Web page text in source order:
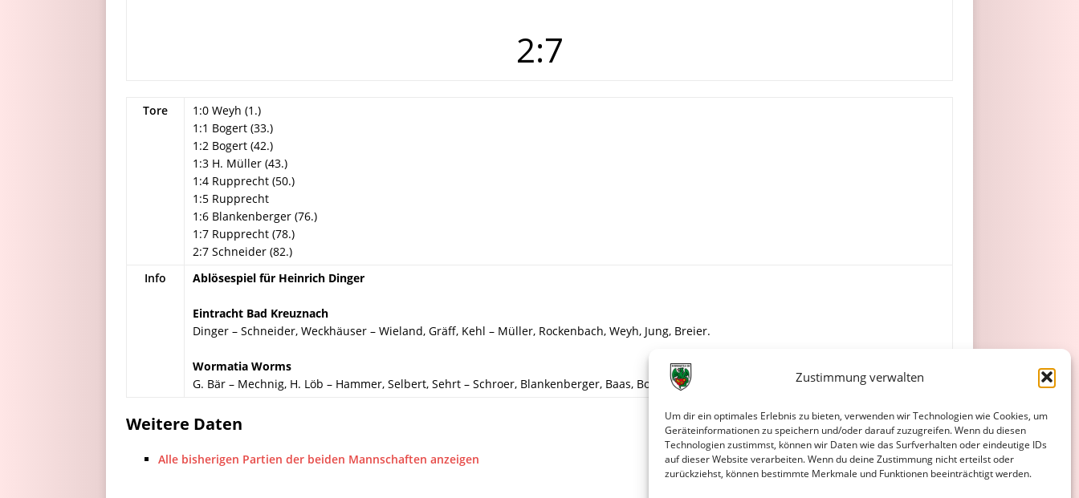
Zustimmung verwalten
Um dir ein optimales Erlebnis zu bieten, verwenden wir Technologien wie Cookies, um
Geräteinformationen zu speichern und/oder darauf zuzugreifen. Wenn du diesen
Technologien zustimmst, können wir Daten wie das Surfverhalten oder eindeutige IDs
auf dieser Website verarbeiten. Wenn du deine Zustimmung nicht erteilst oder
zurückziehst, können bestimmte Merkmale und Funktionen beeinträchtigt werden.
2:7
Tore
1:0 Weyh (1.)
1:1 Bogert (33.)
1:2 Bogert (42.)
1:3 H. Müller (43.)
1:4 Rupprecht (50.)
1:5 Rupprecht
1:6 Blankenberger (76.)
1:7 Rupprecht (78.)
2:7 Schneider (82.)
Info
Ablösespiel für Heinrich Dinger
Eintracht Bad Kreuznach
Dinger – Schneider, Weckhäuser – Wieland, Gräff, Kehl – Müller, Rockenbach, Weyh, Jung, Breier.
Wormatia Worms
G. Bär – Mechnig, H. Löb – Hammer, Selbert, Sehrt – Schroer, Blankenberger, Baas, Bogert, H. Müller.
Weitere Daten
Alle bisherigen Partien der beiden Mannschaften anzeigen